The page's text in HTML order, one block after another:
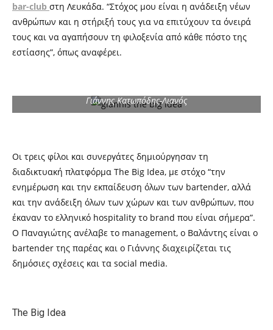
bar-club στη Λευκάδα. “Στόχος μου είναι η ανάδειξη νέων
ανθρώπων και η στήριξή τους για να επιτύχουν τα όνειρά
τους και να αγαπήσουν τη φιλοξενία από κάθε πόστο της
εστίασης”, όπως αναφέρει.
Γιάννης Κατωπόδης-Λιανός
Οι τρεις φίλοι και συνεργάτες δημιούργησαν τη
διαδικτυακή πλατφόρμα The Big Idea, με στόχο “την
ενημέρωση και την εκπαίδευση όλων των bartender, αλλά
και την ανάδειξη όλων των χώρων και των ανθρώπων, που
έκαναν το ελληνικό hospitality το brand που είναι σήμερα”.
Ο Παναγιώτης ανέλαβε το management, ο Βαλάντης είναι ο
bartender της παρέας και ο Γιάννης διαχειρίζεται τις
δημόσιες σχέσεις και τα social media.
The Big Idea